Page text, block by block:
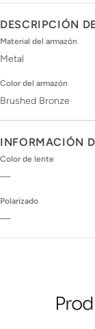
DESCRIPCIÓN
Material del armazón
Metal
Color del armazón
Brushed Bronze
INFORMACIÓN
Color de lente
—
Polarizado
—